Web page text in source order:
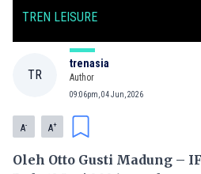
TREN LEISURE
TR
trenasia
Author
09:06pm, 04 Jun, 2026
A- A+
Oleh Otto Gusti Madung –